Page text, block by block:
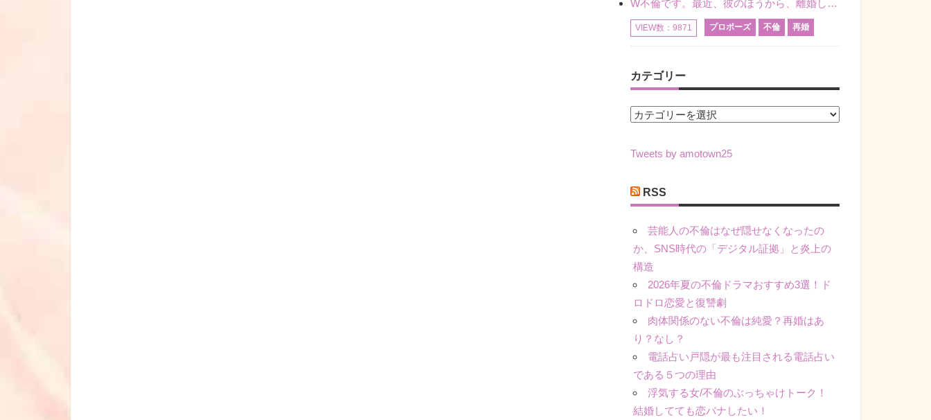
W不倫です。最近、彼のほうから、離婚して再婚しよう、と言ってきました。ハッキリいうと、そこまでは考えていませんでした。彼を好きな気持ちはあるし、彼なしの生活は考えられません。だけど、離婚して再婚すると
VIEW数：9871 プロポーズ 不倫 再婚
カテゴリー
カ
ゴ
ー
Tweets by amotown25
RSS
芸能人の不倫はなぜ隠せなくなったの
か、SNS時代の「デジタル証拠」と炎上の
構造
2026年夏の不倫ドラマおすすめ3選！ド
ロドロ恋愛と復讐劇
肉体関係のない不倫は純愛？再婚はあ
り？なし？
電話占い戸隠が最も注目される電話占い
である５つの理由
浮気する女/不倫のぶっちゃけトーク！
結婚してても恋バナしたい！